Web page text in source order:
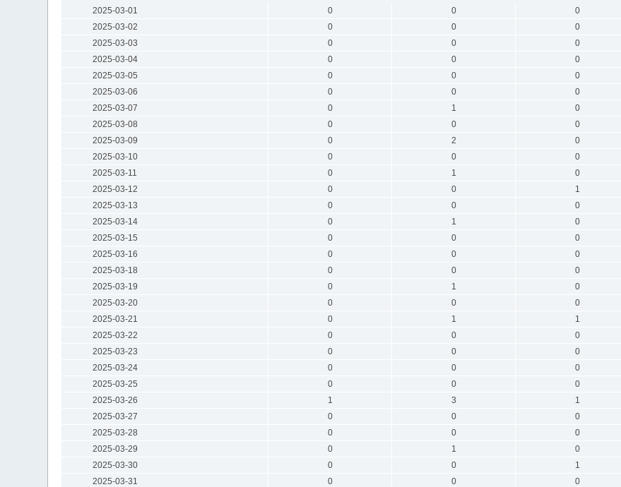
2025-03-01
0 0 0
2025-03-02
0 0 0
2025-03-03
0 0 0
2025-03-04
0 0 0
2025-03-05
0 0 0
2025-03-06
0 0 0
2025-03-07
0 1 0
2025-03-08
0 0 0
2025-03-09
0 2 0
2025-03-10
0 0 0
2025-03-11
0 1 0
2025-03-12
0 0 1
2025-03-13
0 0 0
2025-03-14
0 1 0
2025-03-15
0 0 0
2025-03-16
0 0 0
2025-03-18
0 0 0
2025-03-19
0 1 0
2025-03-20
0 0 0
2025-03-21
0 1 1
2025-03-22
0 0 0
2025-03-23
0 0 0
2025-03-24
0 0 0
2025-03-25
0 0 0
2025-03-26
1 3 1
2025-03-27
0 0 0
2025-03-28
0 0 0
2025-03-29
0 1 0
2025-03-30
0 0 1
2025-03-31
0 0 0